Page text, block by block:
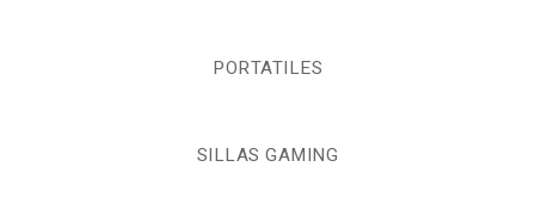
PORTATILES
SILLAS GAMING